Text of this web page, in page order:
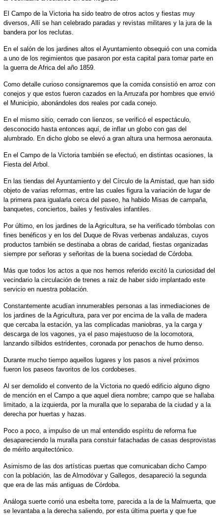
El Campo de la Victoria ha sido teatro de otros actos y fiestas muy
diversos, Allí se han celebrado paradas y revistas militares y la jura de la
bandera por los reclutas.
En el salón de los jardines altos el Ayuntamiento obsequió con una comida
a uno de los regimientos que pasaron por esta capital para tomar parte en
la guerra de Africa del año 1859.
Como detalle curioso consignaremos que la comida consistió en arroz con
conejos y que estos fueron cazados en la Arruzafa por hombres que envió
el Municipio, abonándoles dos reales por cada conejo.
En el mismo sitio, cerrado con lienzos, se verificó el espectáculo,
desconocido hasta entonces aquí, de inflar un globo con gas del
alumbrado. En dicho globo se elevó a gran altura una hermosa aeronauta.
En el Campo de la Victoria también se efectuó, en distintas ocasiones, la
Fiesta del Arbol.
En las tiendas del Ayuntamiento y del Círculo de la Amistad, que han sido
objeto de varias reformas, entre las cuales figura la variación de lugar de
la primera para igualarla cerca del paseo, ha habido Misas de campaña,
banquetes, conciertos, bailes y festivales infantiles.
Por último, en los jardines de la Agricultura, se ha verificado tómbolas con
fines benéficos y en los del Duque de Rivas verbenas andaluzas, cuyos
productos también se destinaba a obras de caridad, fiestas organizadas
siempre por señoras y señoritas de la buena sociedad de Córdoba.
Más que todos los actos a que nos hemos referido excitó la curiosidad del
vecindario la circulación de trenes a raiz de haber sido implantado este
servicio en nuestra población.
Constantemente acudían innumerables personas a las inmediaciones de
los jardines de la Agricultura, para ver por encima de la valla de madera
que cercaba la estación, ya las complicadas maniobras, ya la carga y
descarga de los vagones, ya el paso majestuoso de la locomotora,
lanzando silbidos estridentes, coronada por penachos de humo denso.
Durante mucho tiempo aquellos lugares y los pasos a nivel próximos
fueron los paseos favoritos de los cordobeses.
Al ser demolido el convento de la Victoria no quedó edificio alguno digno
de mención en el Campo a que aquel diera nombre; campo que se hallaba
limitado, a la izquierda, por la muralla que lo separaba de la ciudad y a la
derecha por huertas y hazas.
Poco a poco, a impulso de un mal entendido espíritu de reforma fue
desapareciendo la muralla para constuir fatachadas de casas desprovistas
de mérito arquitectónico.
Asimismo de las dos artísticas puertas que comunicaban dicho Campo
con la población, las de Almodóvar y Gallegos, desapareció la segunda
que era de las más antiguas de Córdoba.
Análoga suerte corrió una esbelta torre, parecida a la de la Malmuerta, que
se levantaba a la derecha saliendo, por esta última puerta y que fue